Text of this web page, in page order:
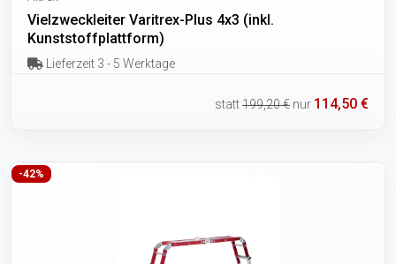
Vielzweckleiter Varitrex-Plus 4x3 (inkl.
Kunststoffplattform)
Lieferzeit 3 - 5 Werktage
statt199,20 € nur 114,50 €
-42%